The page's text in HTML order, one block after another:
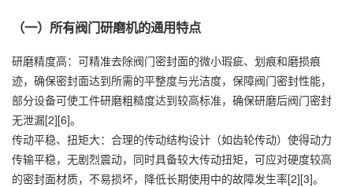
（一）所有阀门研磨机的通用特点
研磨精度高：可精准去除阀门密封面的微小瑕疵、划痕和磨损痕
迹，确保密封面达到所需的平整度与光洁度，保障阀门密封性能，
部分设备可使工件研磨粗糙度达到较高标准，确保研磨后阀门密封
无泄漏[2][6]。
传动平稳、扭矩大：合理的传动结构设计（如齿轮传动）使得动力
传输平稳，无剧烈震动，同时具备较大传动扭矩，可应对硬度较高
的密封面材质，不易损坏，降低长期使用中的故障发生率[2][3]。